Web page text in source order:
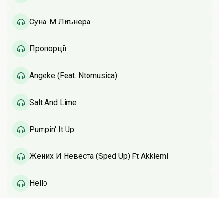
Суна-М Лиънера
Пропорції
Angeke (Feat. Ntomusica)
Salt And Lime
Pumpin' It Up
Жених И Невеста (Sped Up) Ft Akkiemi
Hello